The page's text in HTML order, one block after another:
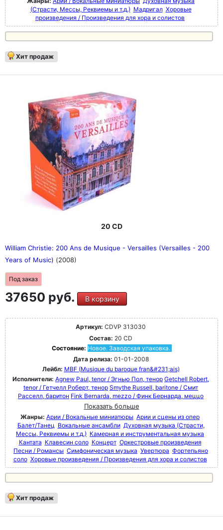
(Страсти, Мессы, Реквиемы и т.д.) Мадригал Хоровые
произведения / Произведения для хора и солистов
Хит продаж
20 CD
William Christie: 200 Ans de Musique - Versailles (Versailles - 200
Years of Music) (2008)
Под заказ
37650 руб. В корзину
Артикул: CDVP 313030
Состав: 20 CD
Состояние: Новое. Заводская упаковка.
Дата релиза: 01-01-2008
Лейбл: MBF (Musique du baroque fran&#231;ais)
Исполнители: Agnew Paul, tenor / Эгнью Пол, тенор Getchell Robert,
tenor / Гетчелл Роберт, тенор Smythe Russell, baritone / Смит
Расселл, баритон Fink Bernarda, mezzo / Финк Бернарда, меццо
Показать больше
Жанры: Арии / Вокальные миниатюры Арии и сцены из опер
Балет/Танец Вокальные ансамбли Духовная музыка (Страсти,
Мессы, Реквиемы и т.д.) Камерная и инструментальная музыка
Кантата Клавесин соло Концерт Оркестровые произведения
Песни / Романсы Симфоническая музыка Увертюра Фортепьяно
соло Хоровые произведения / Произведения для хора и солистов
Хит продаж